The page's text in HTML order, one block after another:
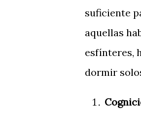
suficiente
aquellas
esfínteres,
dormir